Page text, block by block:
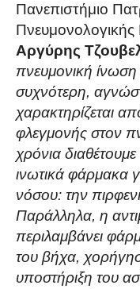
Πανεπιστήμιο
Αργύρης
πνευμονική ίνωση
συχνότερη,
χαρακτηρίζεται
φλεγμονής στον
χρόνια
ινωτικά φάρμακα
νόσου: την
Παράλληλα, η
περιλαμβάνει
του βήχα,
υποστήριξη του